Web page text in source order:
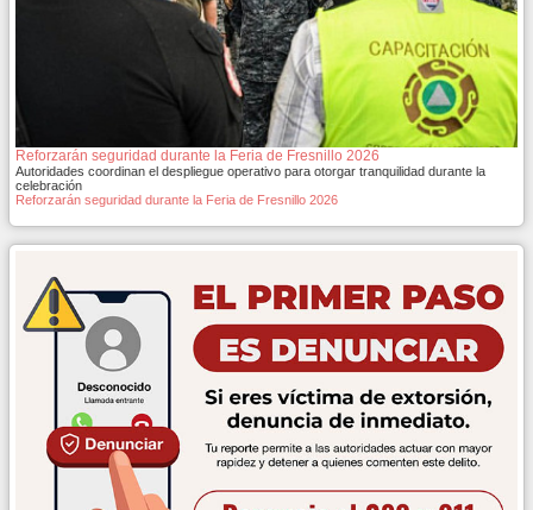
Reforzarán seguridad durante la Feria de Fresnillo 2026
Autoridades coordinan el despliegue operativo para otorgar tranquilidad durante la
celebración
Reforzarán seguridad durante la Feria de Fresnillo 2026